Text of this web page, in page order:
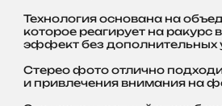
Технология основана на
которое реагирует на ракурс
эффект без дополнительных
Стерео фото отлично
и привлечения внимания на